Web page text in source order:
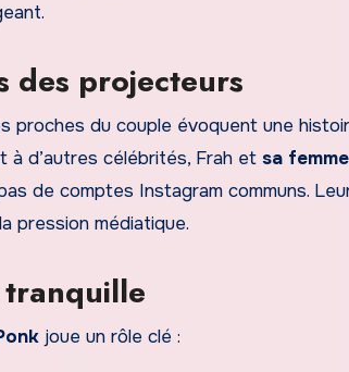
des projecteurs
proches du couple évoquent une
à d’autres célébrités, Frah et sa femme
de comptes Instagram communs.
pression médiatique.
tranquille
joue un rôle clé :